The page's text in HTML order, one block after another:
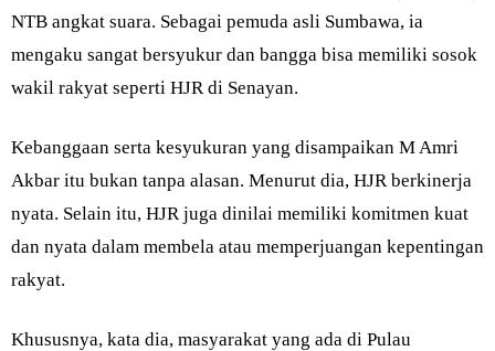
NTB angkat suara. Sebagai pemuda asli Sumbawa, ia
mengaku sangat bersyukur dan bangga bisa memiliki sosok
wakil rakyat seperti HJR di Senayan.
Kebanggaan serta kesyukuran yang disampaikan M Amri
Akbar itu bukan tanpa alasan. Menurut dia, HJR berkinerja
nyata. Selain itu, HJR juga dinilai memiliki komitmen kuat
dan nyata dalam membela atau memperjuangan kepentingan
rakyat.
Khususnya, kata dia, masyarakat yang ada di Pulau